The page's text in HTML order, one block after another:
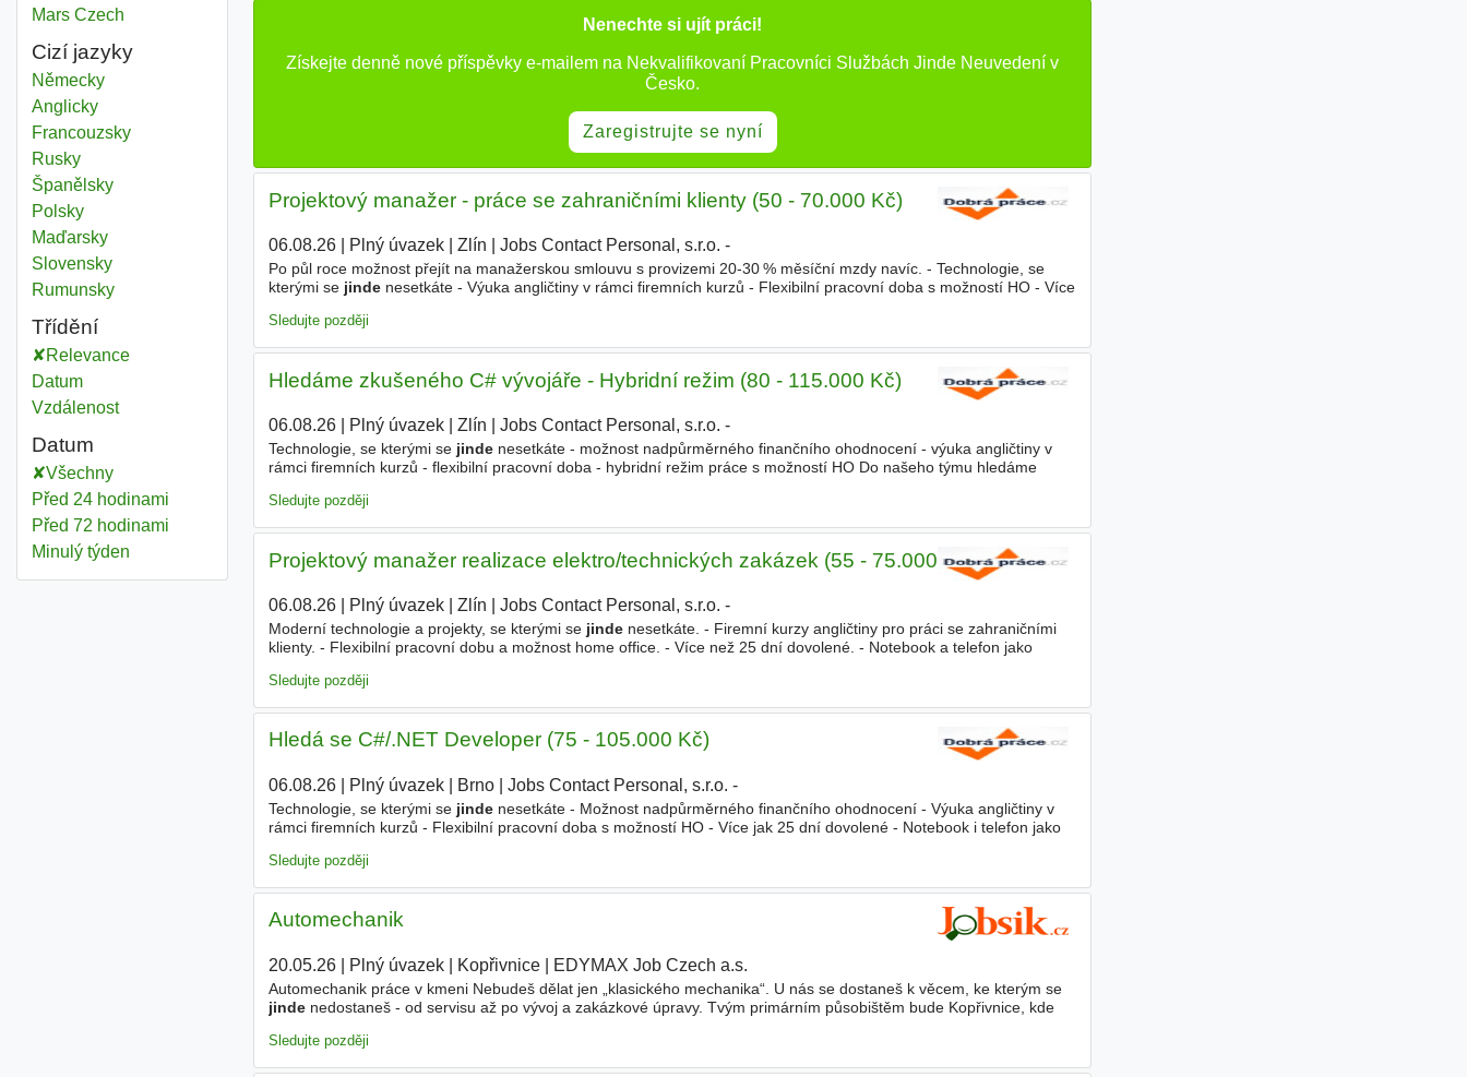
Mars Czech
Cizí jazyky
Německy
Anglicky
Francouzsky
Rusky
Španělsky
Polsky
Maďarsky
Slovensky
Rumunsky
Třídění
Relevance
Datum
Vzdálenost
Datum
Všechny
Před 24 hodinami
Před 72 hodinami
Minulý týden
Nenechte si ujít práci!
Získejte denně nové příspěvky e-mailem na Nekvalifikovaní Pracovníci Službách Jinde Neuvedení v
Česko.
Zaregistrujte se nyní
Projektový manažer - práce se zahraničními klienty (50 - 70.000 Kč)
06.08.26| Plný úvazek| Zlín Jobs Contact Personal, s.r.o. -
Po půl roce možnost přejít na manažerskou smlouvu s provizemi 20-30 % měsíční mzdy navíc. - Technologie, se
kterými se jindenesetkáte - Výuka angličtiny v rámci firemních kurzů - Flexibilní pracovní doba s možností HO - Více
Sledujte později
Hledáme zkušeného C# vývojáře - Hybridní režim (80 - 115.000 Kč)
06.08.26| Plný úvazek| Zlín Jobs Contact Personal, s.r.o. -
Technologie, se kterými se jindenesetkáte - možnost nadpůrměrného finančního ohodnocení - výuka angličtiny v
rámci firemních kurzů - flexibilní pracovní doba - hybridní režim práce s možností HO Do našeho týmu hledáme
Sledujte později
Projektový manažer realizace elektro/technických zakázek (55 - 75.000 Kč)
06.08.26| Plný úvazek| Zlín Jobs Contact Personal, s.r.o. -
Moderní technologie a projekty, se kterými se jindenesetkáte. - Firemní kurzy angličtiny pro práci se zahraničními
klienty. - Flexibilní pracovní dobu a možnost home office. - Více než 25 dní dovolené. - Notebook a telefon jako
Sledujte později
Hledá se C#/.NET Developer (75 - 105.000 Kč)
06.08.26| Plný úvazek| Brno| Jobs Contact Personal, s.r.o. -
Technologie, se kterými se jindenesetkáte - Možnost nadpůrměrného finančního ohodnocení - Výuka angličtiny v
rámci firemních kurzů - Flexibilní pracovní doba s možností HO - Více jak 25 dní dovolené - Notebook i telefon jako
Sledujte později
Automechanik
20.05.26| Plný úvazek| Kopřivnice| EDYMAX Job Czech a.s.
Automechanik práce v kmeni Nebudeš dělat jen „klasického mechanika“. U nás se dostaneš k věcem, ke kterým se
jindenedostaneš - od servisu až po vývoj a zakázkové úpravy. Tvým primárním působištěm bude Kopřivnice, kde
Sledujte později